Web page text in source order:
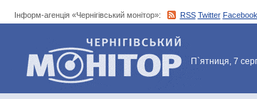
Інформ-агенція «Чернігівський монітор»: RSS Twitter Facebook
Інформ-агенція
«Чернігівський монітор»
П`ятниця, 7